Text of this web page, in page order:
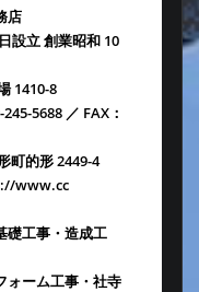
店
設立 創業昭和 10
1410-8
／ FAX：
形 2449-4
www.cc
事・造成工
ォーム工事・社寺